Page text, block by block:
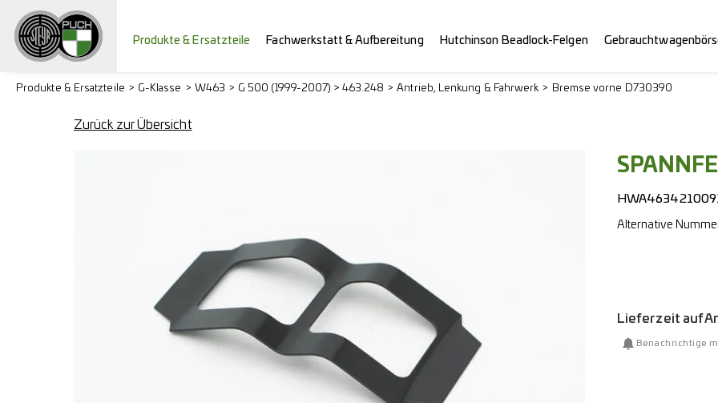
Produkte & Ersatzteile Fachwerkstatt & Aufbereitung Hutchinson Beadlock-Felgen
Produkte & Ersatzteile G-Klasse W463 G 500 (1999-2007) > 463.248 Antrieb, Lenkung & Fahrwerk Bremse vorne D730390
Zurück zur Übersicht
Alternative
Lieferzeit auf
Benachrichtige